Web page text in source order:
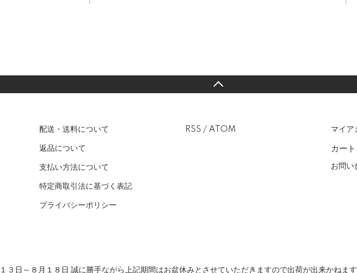
配送・送料について
返品について
支払い方法について
特定商取引法に基づく表記
プライバシーポリシー
RSS / ATOM マイア
カー
お問い
３日～８月１８日 誠に勝手ながら上記期間はお盆休みとさせていただきますので出荷が出来かねま